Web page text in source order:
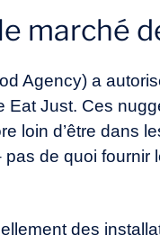
marché
Agency) a
Eat Just. Ces
loin d’être dans
de quoi
des